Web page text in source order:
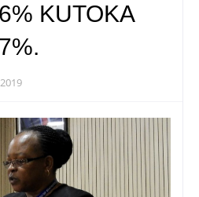
KUTOKA